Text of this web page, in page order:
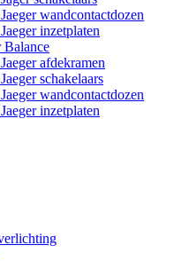
wandcontactdozen
inzetplaten
Balance
afdekramen
schakelaars
wandcontactdozen
inzetplaten